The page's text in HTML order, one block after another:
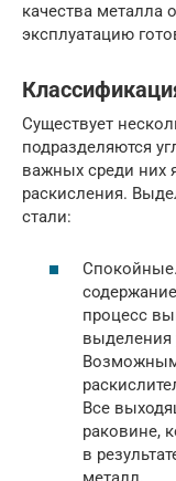
качества металла
эксплуатацию
Существует
подразделяются
важных среди них
раскисления.
стали:
процесс
выделения
Возможным
Все
раковине,
в